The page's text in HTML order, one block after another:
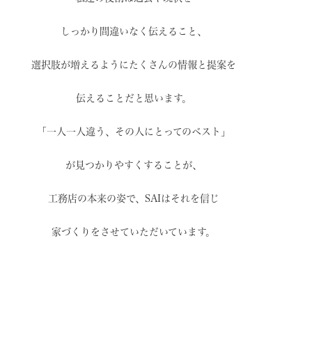
しっかり間違いなく伝えること、
選択肢が増えるように たくさんの情報と提案を
伝えることだと思います。
「一人一人違う、その人にとってのベスト」
が見つかりやすくすることが、
工務店の本来の姿で、 SAIはそれを信じ
家づくりをさせていただいています。